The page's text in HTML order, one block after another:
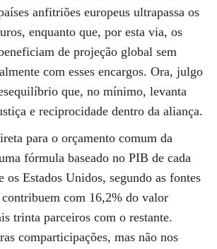
anfitriões europeus ultrapassa os
enquanto que, por esta via, os
de projeção global sem
com esses encargos. Ora, julgo
que, no mínimo, levanta
e reciprocidade dentro da aliança.
para o orçamento comum da
fórmula baseado no PIB de cada
os Estados Unidos, segundo as fontes
com 16,2% do valor
trinta parceiros com o restante.
comparticipações, mas não nos